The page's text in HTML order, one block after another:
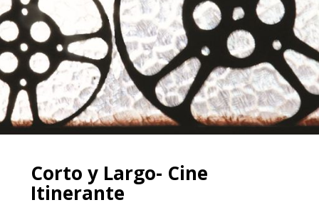
Corto y Largo- Cine
Itinerante